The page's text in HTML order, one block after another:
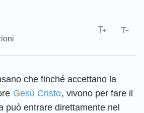
che finché accettano la
Gesù Cristo, vivono per fare il
può entrare direttamente nel